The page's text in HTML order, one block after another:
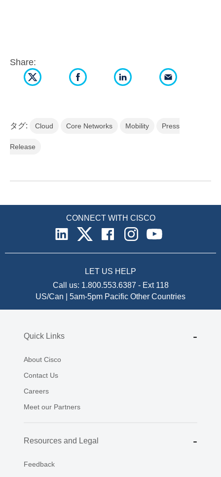
Share:
タグ: Cloud Core Networks Mobility Press
Release
CONNECT WITH CISCO
LET US HELP
Call us: 1.800.553.6387 - Ext 118
US/Can | 5am-5pm Pacific Other Countries